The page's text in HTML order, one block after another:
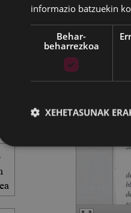
basea
informazio batzuekin
Behar-
beharrezkoa
XEHETASUNAK